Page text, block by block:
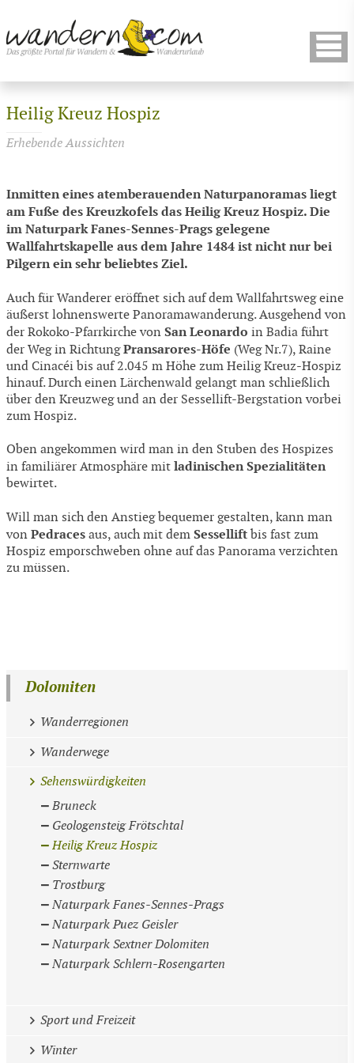
Heilig Kreuz Hospiz
Erhebende Aussichten
Inmitten eines atemberauenden Naturpanoramas liegt
am Fuße des Kreuzkofels das Heilig Kreuz Hospiz. Die
im Naturpark Fanes-Sennes-Prags gelegene
Wallfahrtskapelle aus dem Jahre 1484 ist nicht nur bei
Pilgern ein sehr beliebtes Ziel.
Auch für Wanderer eröffnet sich auf dem Wallfahrtsweg eine
äußerst lohnenswerte Panoramawanderung. Ausgehend von
der Rokoko-Pfarrkirche von San Leonardo in Badia führt
der Weg in RichtungPransarores-Höfe (Weg Nr.7), Raine
und Cinacéi bis auf 2.045 m Höhe zum Heilig Kreuz-Hospiz
hinauf. Durch einen Lärchenwald gelangt man schließlich
über den Kreuzweg und an der Sessellift-Bergstation vorbei
zum Hospiz.
Oben angekommen wird man in den Stuben des Hospizes
in familiärer Atmosphäre mit ladinischen Spezialitäten
bewirtet.
Will man sich den Anstieg bequemer gestalten, kann man
von Pedraces aus, auch mit dem Sessellift bis fast zum
Hospiz emporschweben ohne auf das Panorama verzichten
zu müssen.
Dolomiten
Wanderregionen
Wanderwege
Sehenswürdigkeiten
Bruneck
Geologensteig Frötschtal
Heilig Kreuz Hospiz
Sternwarte
Trostburg
Naturpark Fanes-Sennes-Prags
Naturpark Puez Geisler
Naturpark Sextner Dolomiten
Naturpark Schlern-Rosengarten
Sport und Freizeit
Winter